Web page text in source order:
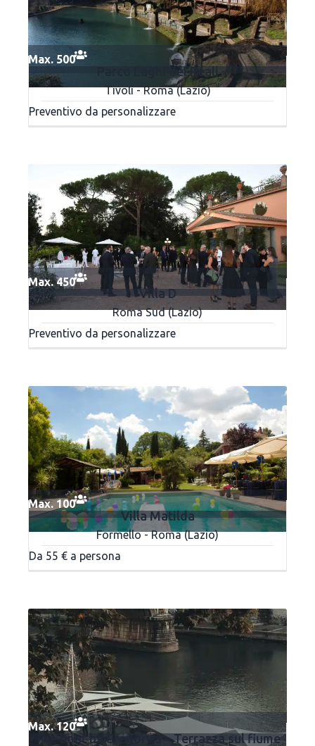
Max. 500
Parco Laghi dei Reali
Tivoli - Roma (Lazio)
Preventivo da personalizzare
Max. 450
Villa D
Roma Sud (Lazio)
Preventivo da personalizzare
Max. 100
Villa Matilda
Formello - Roma (Lazio)
Da 55 € a persona
Max. 120
The boat by Gregory’s – Terrazza sul fiume